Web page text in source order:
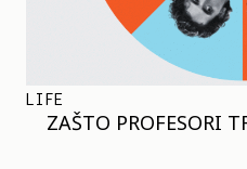
LIFE
ZAŠTO PROFESORI